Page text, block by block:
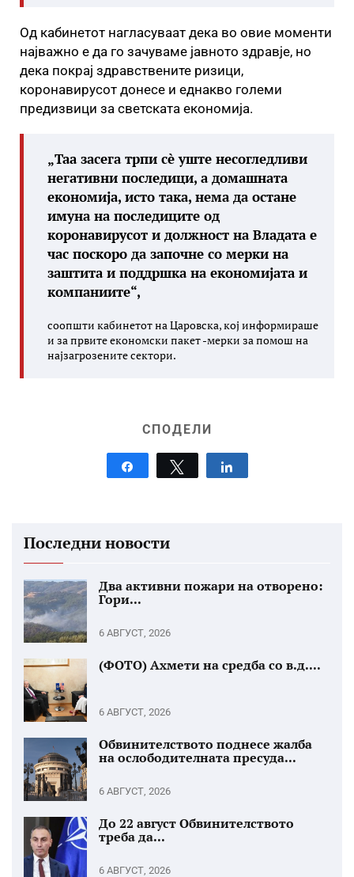
Од кабинетот нагласуваат дека во овие моменти
најважно е да го зачуваме јавното здравје, но
дека покрај здравствените ризици,
коронавирусот донесе и еднакво големи
предизвици за светската економија.
„Таа засега трпи сè уште несогледливи
негативни последици, а домашната
економија, исто така, нема да остане
имуна на последиците од
коронавирусот и должност на Владата е
час поскоро да започне со мерки на
заштита и поддршка на економијата и
компаниите“,
соопшти кабинетот на Царовска, кој информираше
и за првите економски пакет -мерки за помош на
најзагрозените сектори.
СПОДЕЛИ
Tweet
Последни новости
Два активни пожари на отворено:
Гори...
6 АВГУСТ, 2026
(ФОТО) Ахмети на средба со в.д....
6 АВГУСТ, 2026
Обвинителството поднесе жалба
на ослободителната пресуда...
6 АВГУСТ, 2026
До 22 август Обвинителството
треба да...
6 АВГУСТ, 2026